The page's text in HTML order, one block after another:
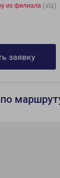
из филиала (xls)
заявку